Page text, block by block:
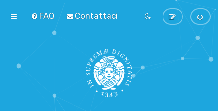
FAQ Contattaci